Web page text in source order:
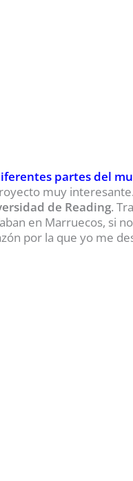
partes del
muy
de Reading.
en Marruecos, si
por la que yo me